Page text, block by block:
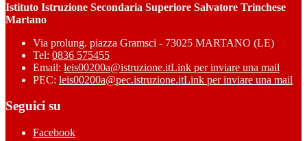
Istituto Istruzione Secondaria Superiore Salvatore Trinchese
Martano
Via prolung. piazza Gramsci - 73025 MARTANO (LE)
Tel: 0836 575455
Email: leis00200a@istruzione.itLink per inviare una mail
PEC: leis00200a@pec.istruzione.itLink per inviare una mail
Seguici su
Facebook